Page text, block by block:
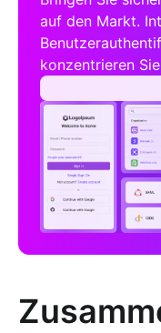
auf den Markt.
konzentrieren